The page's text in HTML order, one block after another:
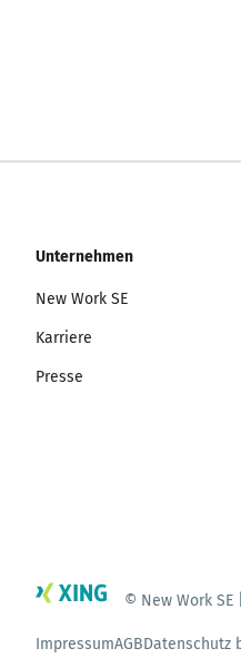
Unternehmen
New Work SE
Karriere
Presse
© New Work
ImpressumAGBDatenschutz